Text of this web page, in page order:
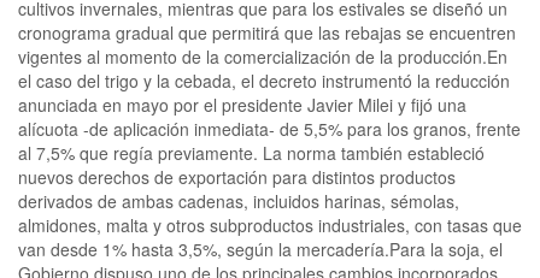
cultivos invernales, mientras que para los estivales se diseñó un
cronograma gradual que permitirá que las rebajas se encuentren
vigentes al momento de la comercialización de la producción.En
el caso del trigo y la cebada, el decreto instrumentó la reducción
anunciada en mayo por el presidente Javier Milei y fijó una
alícuota -de aplicación inmediata- de 5,5% para los granos, frente
al 7,5% que regía previamente. La norma también estableció
nuevos derechos de exportación para distintos productos
derivados de ambas cadenas, incluidos harinas, sémolas,
almidones, malta y otros subproductos industriales, con tasas que
van desde 1% hasta 3,5%, según la mercadería.Para la soja, el
Gobierno dispuso uno de los principales cambios incorporados